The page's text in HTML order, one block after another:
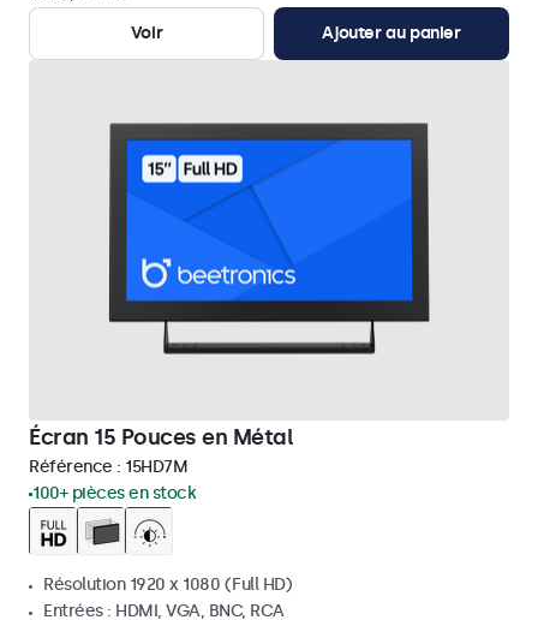
Voir
Ajouter au panier
Écran 15 Pouces en Métal
Référence : 15HD7M
100+ pièces en stock
Résolution 1920 x 1080 (Full HD)
Entrées : HDMI, VGA, BNC, RCA